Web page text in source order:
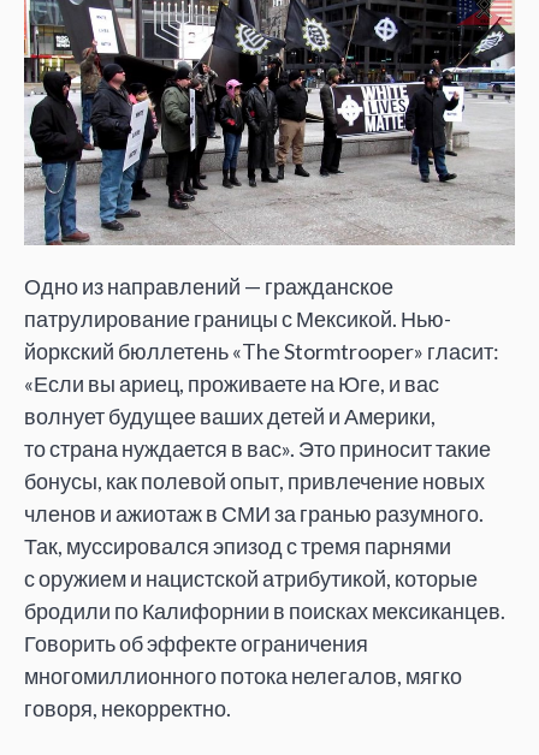
Одно из направлений — гражданское
патрулирование границы с Мексикой. Нью-
йоркский бюллетень «The Stormtrooper» гласит:
«Если вы ариец, проживаете на Юге, и вас
волнует будущее ваших детей и Америки,
то страна нуждается в вас». Это приносит такие
бонусы, как полевой опыт, привлечение новых
членов и ажиотаж в СМИ за гранью разумного.
Так, муссировался эпизод с тремя парнями
с оружием и нацистской атрибутикой, которые
бродили по Калифорнии в поисках мексиканцев.
Говорить об эффекте ограничения
многомиллионного потока нелегалов, мягко
говоря, некорректно.